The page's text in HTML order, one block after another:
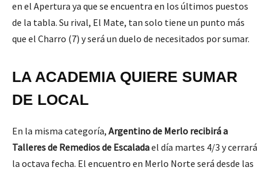
en el Apertura ya que se encuentra en los últimos puestos
de la tabla. Su rival, El Mate, tan solo tiene un punto más
que el Charro (7) y será un duelo de necesitados por sumar.
LA ACADEMIA QUIERE SUMAR
DE LOCAL
En la misma categoría, Argentino de Merlo recibirá a
Talleres de Remedios de Escaladael día martes 4/3 y cerrará
la octava fecha. El encuentro en Merlo Norte será desde las